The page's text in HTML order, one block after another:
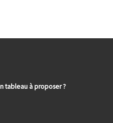
tableau à proposer ?